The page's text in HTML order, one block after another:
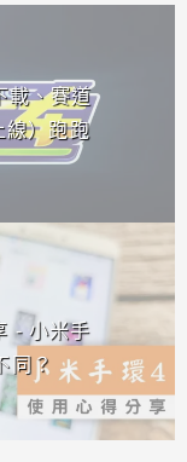
載、賽道
線）跑跑
- 小米手
同？